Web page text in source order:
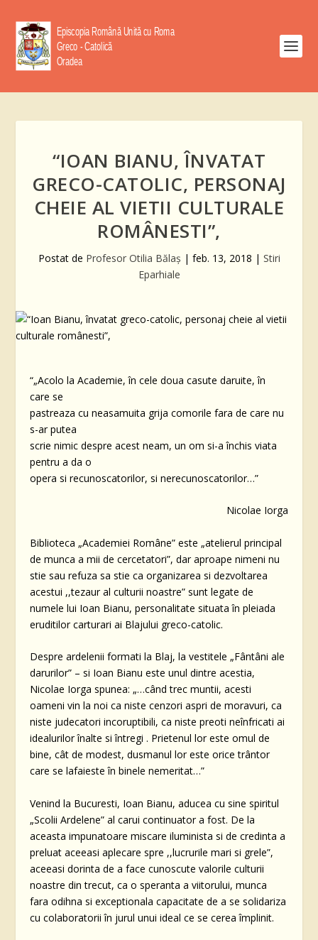
“IOAN BIANU, ÎNVATAT
GRECO-CATOLIC, PERSONAJ
CHEIE AL VIETII CULTURALE
ROMÂNESTI”,
Postat de Profesor Otilia Bălaş | feb. 13, 2018 | Stiri
Eparhiale
“„Acolo la Academie, în cele doua casute daruite, în
care se
pastreaza cu neasamuita grija comorile fara de care nu
s-ar putea
scrie nimic despre acest neam, un om si-a închis viata
pentru a da o
opera si recunoscatorilor, si nerecunoscatorilor…”
Nicolae Iorga
Biblioteca „Academiei Române” este „atelierul principal
de munca a mii de cercetatori”, dar aproape nimeni nu
stie sau refuza sa stie ca organizarea si dezvoltarea
acestui ,,tezaur al culturii noastre” sunt legate de
numele lui Ioan Bianu, personalitate situata în pleiada
eruditilor carturari ai Blajului greco-catolic.
Despre ardelenii formati la Blaj, la vestitele „Fântâni ale
darurilor” – si Ioan Bianu este unul dintre acestia,
Nicolae Iorga spunea: „…când trec muntii, acesti
oameni vin la noi ca niste cenzori aspri de moravuri, ca
niste judecatori incoruptibili, ca niste preoti neînfricati ai
idealurilor înalte si întregi . Prietenul lor este omul de
bine, cât de modest, dusmanul lor este orice trântor
care se lafaieste în binele nemeritat…”
Venind la Bucuresti, Ioan Bianu, aducea cu sine spiritul
„Scolii Ardelene” al carui continuator a fost. De la
aceasta impunatoare miscare iluminista si de credinta a
preluat aceeasi aplecare spre ,,lucrurile mari si grele”,
aceeasi dorinta de a face cunoscute valorile culturii
noastre din trecut, ca o speranta a viitorului, munca
fara odihna si exceptionala capacitate de a se solidariza
cu colaboratorii în jurul unui ideal ce se cerea împlinit.